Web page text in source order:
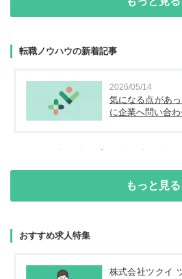
転職ノウハウの新着記事
2026/05/14
気になる点があ
に企業へ問い合わ
もっと見る
おすすめ求人特集
株式会社ツクイ